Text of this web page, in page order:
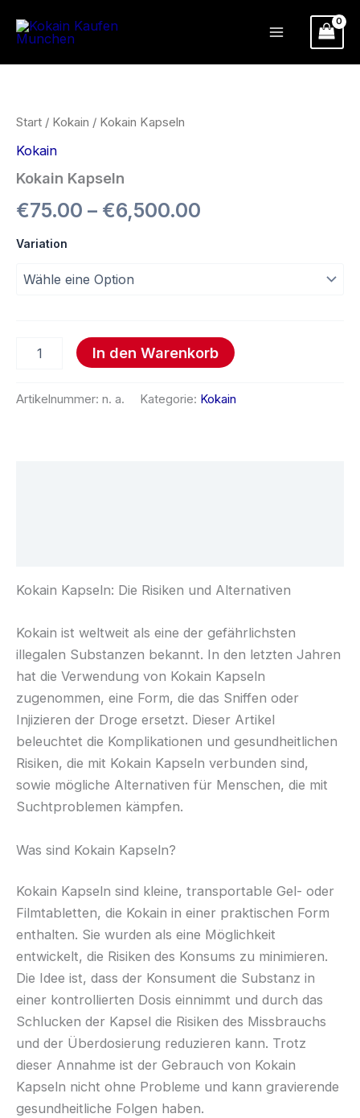
Inhalt
Start / Kokain / Kokain Kapseln
Kokain
Kokain Kapseln
€75.00 – €6,500.00
Variation
In den Warenkorb
Artikelnummer: n. a. Kategorie: Kokain
Kokain Kapseln: Die Risiken und Alternativen
Kokain ist weltweit als eine der gefährlichsten
illegalen Substanzen bekannt. In den letzten Jahren
hat die Verwendung von Kokain Kapseln
zugenommen, eine Form, die das Sniffen oder
Injizieren der Droge ersetzt. Dieser Artikel
beleuchtet die Komplikationen und gesundheitlichen
Risiken, die mit Kokain Kapseln verbunden sind,
sowie mögliche Alternativen für Menschen, die mit
Suchtproblemen kämpfen.
Was sind Kokain Kapseln?
Kokain Kapseln sind kleine, transportable Gel- oder
Filmtabletten, die Kokain in einer praktischen Form
enthalten. Sie wurden als eine Möglichkeit
entwickelt, die Risiken des Konsums zu minimieren.
Die Idee ist, dass der Konsument die Substanz in
einer kontrollierten Dosis einnimmt und durch das
Schlucken der Kapsel die Risiken des Missbrauchs
und der Überdosierung reduzieren kann. Trotz
dieser Annahme ist der Gebrauch von Kokain
Kapseln nicht ohne Probleme und kann gravierende
gesundheitliche Folgen haben.